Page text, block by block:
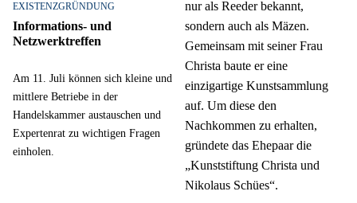
EXISTENZGRÜNDUNG
Informations- und
Netzwerktreffen
Am 11. Juli können sich kleine und
mittlere Betriebe in der
Handelskammer austauschen und
Expertenrat zu wichtigen Fragen
einholen.